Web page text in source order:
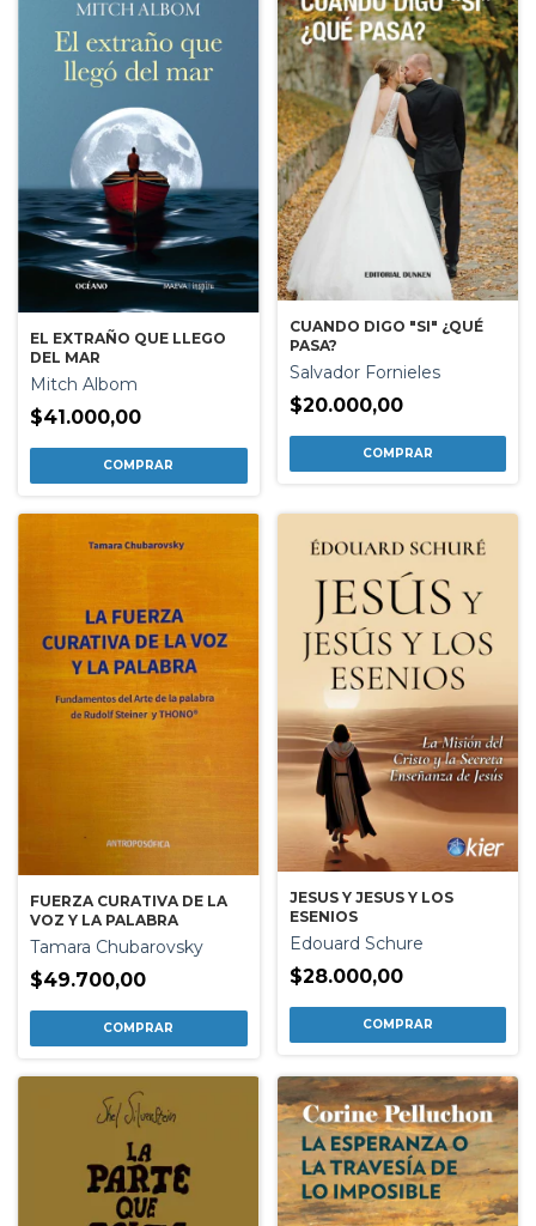
EL EXTRAÑO QUE LLEGO
DEL MAR
Mitch Albom
$41.000,00
CUANDO DIGO "SI" ¿QUÉ
PASA?
Salvador Fornieles
$20.000,00
FUERZA CURATIVA DE LA
VOZ Y LA PALABRA
Tamara Chubarovsky
$49.700,00
JESUS Y JESUS Y LOS
ESENIOS
Edouard Schure
$28.000,00